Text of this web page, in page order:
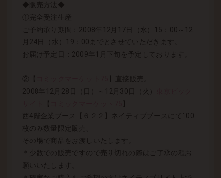
◆販売方法◆
①完全受注生産
ご予約承り期間：2008年12月17日（水）15：00～12
月24日（水）19：00までとさせていただきます。
お届け予定日：2009年1月下旬を予定しております。
②【
】直接販売。
2008年12月28日（日）～12月30日（火）
西4階企業ブース【６２２】ネイティブブースにて100
枚のみ数量限定販売、
その場で商品をお渡しいたします。
＊少数での販売ですので売り切れの際はご了承の程お
願いいたします。